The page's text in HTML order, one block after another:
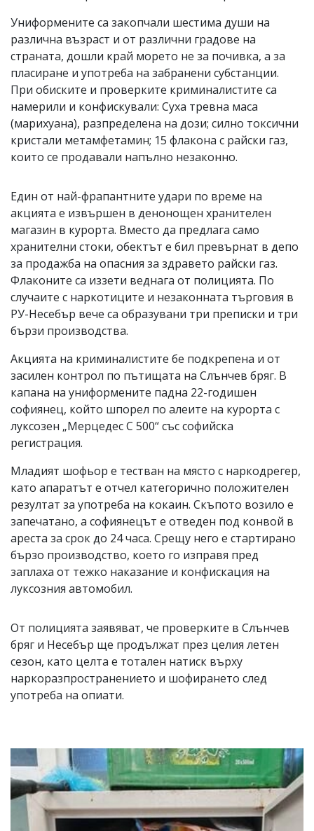
Униформените са закопчали шестима души на
различна възраст и от различни градове на
страната, дошли край морето не за почивка, а за
пласиране и употреба на забранени субстанции.
При обиските и проверките криминалистите са
намерили и конфискували: Суха тревна маса
(марихуана), разпределена на дози; силно токсични
кристали метамфетамин; 15 флакона с райски газ,
които се продавали напълно незаконно.
Един от най-фрапантните удари по време на
акцията е извършен в денонощен хранителен
магазин в курорта. Вместо да предлага само
хранителни стоки, обектът е бил превърнат в депо
за продажба на опасния за здравето райски газ.
Флаконите са иззети веднага от полицията. По
случаите с наркотиците и незаконната търговия в
РУ-Несебър вече са образувани три преписки и три
бързи производства.
Акцията на криминалистите бе подкрепена и от
засилен контрол по пътищата на Слънчев бряг. В
капана на униформените падна 22-годишен
софиянец, който шпорел по алеите на курорта с
луксозен „Мерцедес С 500“ със софийска
регистрация.
Младият шофьор е тестван на място с наркодрегер,
като апаратът е отчел категорично положителен
резултат за употреба на кокаин. Скъпото возило е
запечатано, а софиянецът е отведен под конвой в
ареста за срок до 24 часа. Срещу него е стартирано
бързо производство, което го изправя пред
заплаха от тежко наказание и конфискация на
луксозния автомобил.
От полицията заявяват, че проверките в Слънчев
бряг и Несебър ще продължат през целия летен
сезон, като целта е тотален натиск върху
наркоразпространението и шофирането след
употреба на опиати.